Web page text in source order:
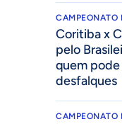
CAMPEONATO
Coritiba x
pelo
quem
desfalques
CAMPEONATO